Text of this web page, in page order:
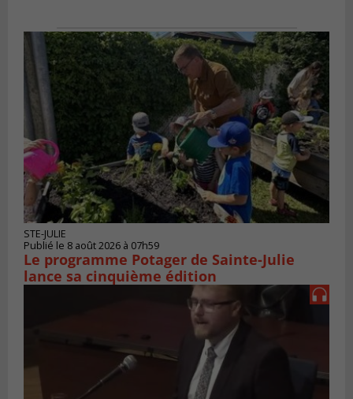
STE-JULIE
Publié le 8 août 2026 à 07h59
Le programme Potager de Sainte-Julie
lance sa cinquième édition